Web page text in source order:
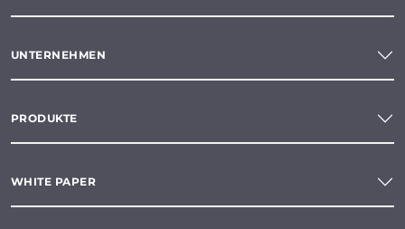
UNTERNEHMEN
PRODUKTE
WHITE PAPER